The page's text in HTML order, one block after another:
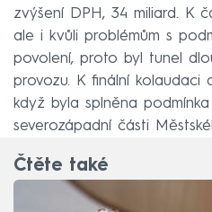
zvýšení DPH, 34 miliard. K
ale i kvůli problémům s
povolení, proto byl tunel
provozu. K finální kolaudaci
když byla splněna
severozápadní části
Čtěte také